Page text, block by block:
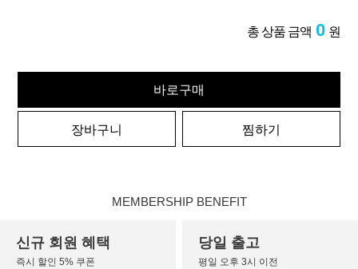
총 상품 금액 0 원
바로구매
장바구니 찜하기
MEMBERSHIP BENEFIT
신규 회원 혜택
즉시 할인 5% 쿠폰
당일 출고
평일 오후 3시 이전